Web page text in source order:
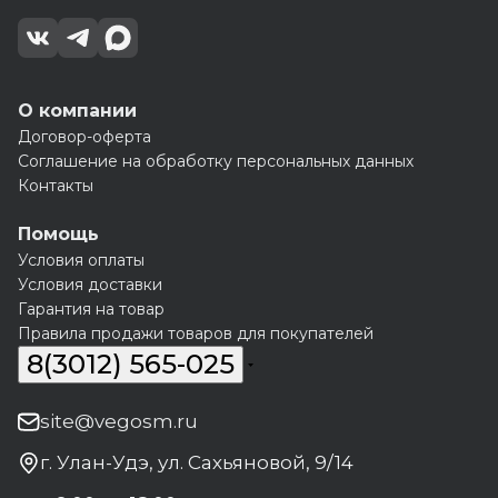
О компании
Договор-оферта
Соглашение на обработку персональных данных
Контакты
Помощь
Условия оплаты
Условия доставки
Гарантия на товар
Правила продажи товаров для покупателей
8(3012) 565-025
site@vegosm.ru
г. Улан-Удэ, ул. Сахьяновой, 9/14